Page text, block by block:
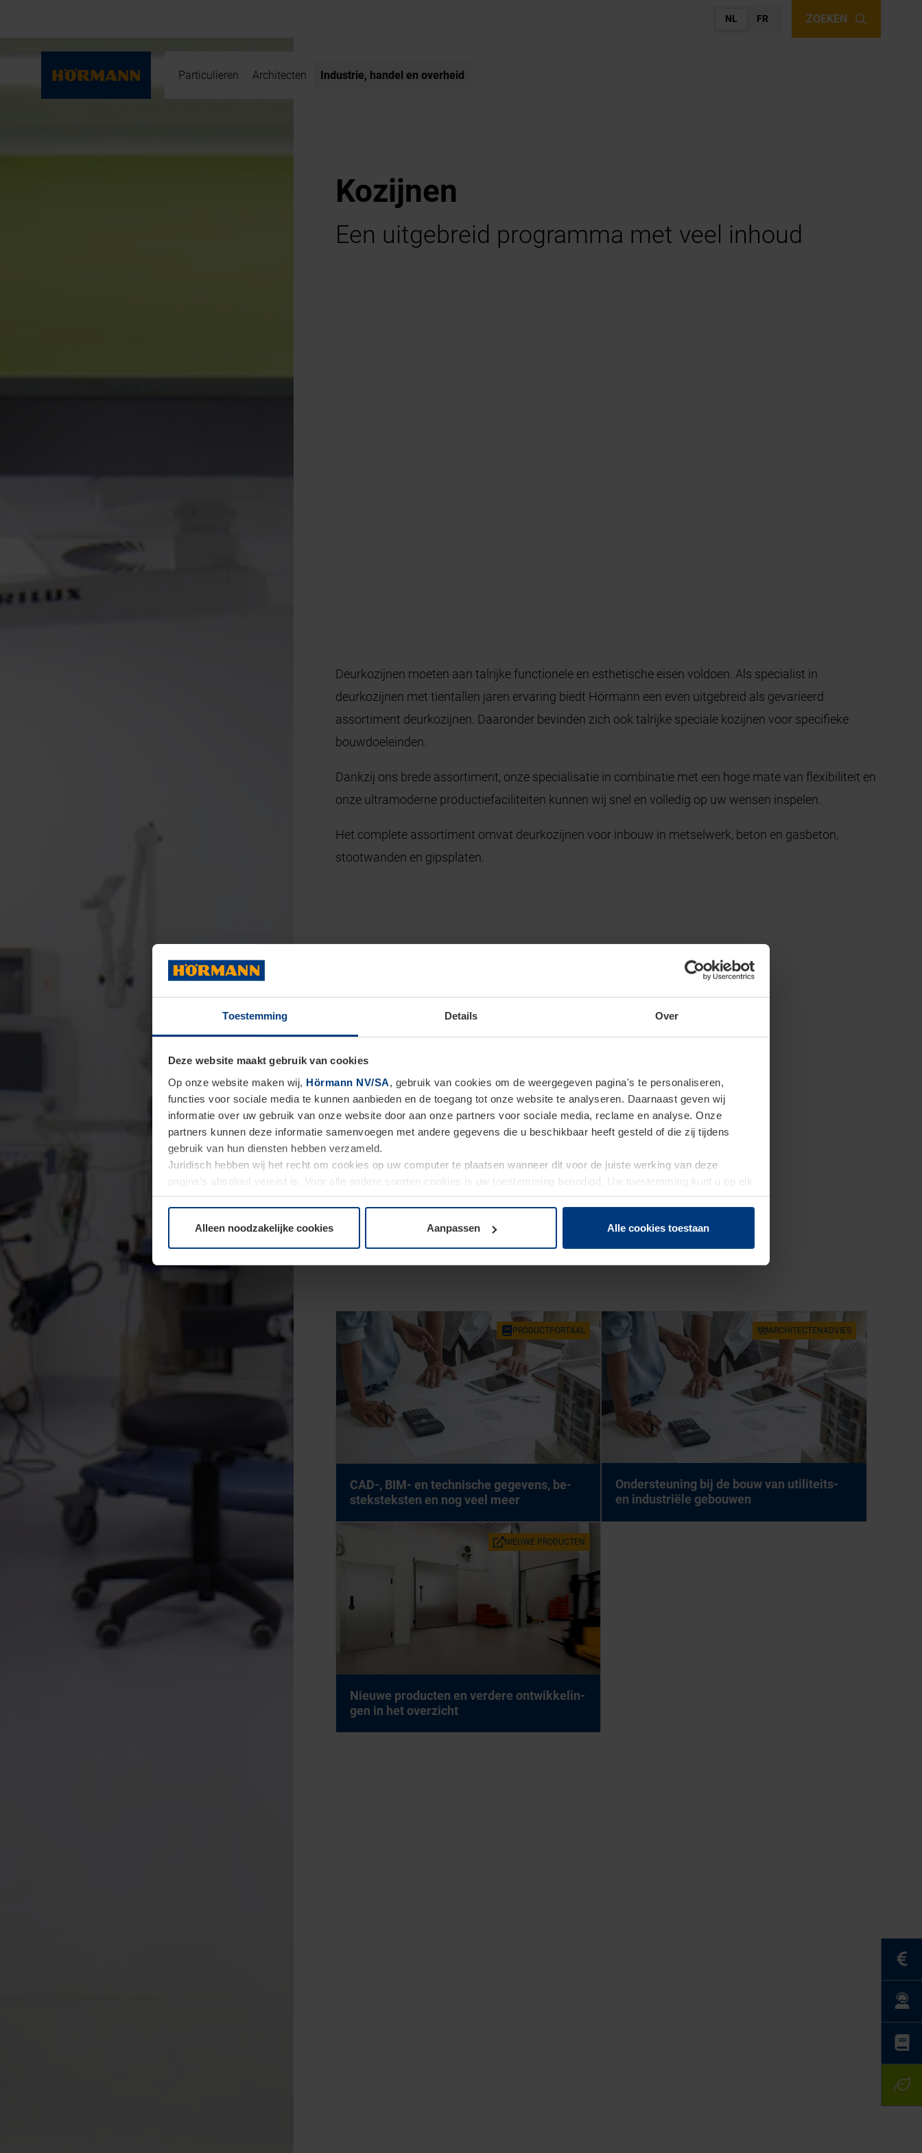
Toestemming Details Over
Deze website maakt gebruik van cookies
Op onze website maken wij, Hörmann NV/SA, gebruik van cookies om de weergegeven pagina's te personaliseren,
functies voor sociale media te kunnen aanbieden en de toegang tot onze website te analyseren. Daarnaast geven wij
informatie over uw gebruik van onze website door aan onze partners voor sociale media, reclame en analyse. Onze
partners kunnen deze informatie samenvoegen met andere gegevens die u beschikbaar heeft gesteld of die zij tijdens
gebruik van hun diensten hebben verzameld.
Juridisch hebben wij het recht om cookies op uw computer te plaatsen wanneer dit voor de juiste werking van deze
pagina's absoluut vereist is. Voor alle andere soorten cookies is uw toestemming benodigd. Uw toestemming kunt u op elk
moment bij de uitleg van de cookies op paginaPrivacyverklaringop onze website wijzigen of herroepen.
Alleen noodzakelijke cookies Aanpassen Alle cookies toestaan
NL FR ZOEKEN
Particulieren Architecten Industrie, handel en overheid
Kozijnen
Een uitgebreid programma met veel inhoud
Deurkozijnen moeten aan talrijke functionele en esthetische eisen voldoen. Als specialist in
deurkozijnen met tientallen jaren ervaring biedt Hörmann een even uitgebreid als gevarieerd
assortiment deurkozijnen. Daaronder bevinden zich ook talrijke speciale kozijnen voor specifieke
bouwdoeleinden.
Dankzij ons brede assortiment, onze specialisatie in combinatie met een hoge mate van flexibiliteit en
onze ultramoderne productiefaciliteiten kunnen wij snel en volledig op uw wensen inspelen.
Het complete assortiment omvat deurkozijnen voor inbouw in metselwerk, beton en gasbeton,
stootwanden en gipsplaten.
PRO­DUCT­POR­TAAL
CAD-, BIM- en tech­ni­sche ge­ge­vens, be­
stek­stek­sten en nog veel meer
AR­CHI­TEC­TEN­AD­VIES
On­der­steu­ning bij de bouw van uti­li­teits-
en in­du­stri­ë­le ge­bou­wen
NIEU­WE PRO­DUC­TEN
Nieu­we pro­duc­ten en ver­de­re ont­wik­ke­lin­
gen in het over­zicht